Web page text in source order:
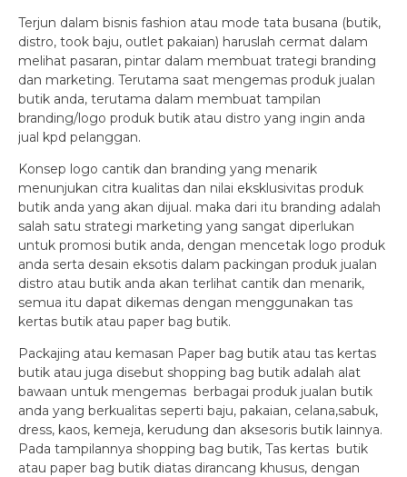
Terjun dalam bisnis fashion atau mode tata busana (butik,
distro, took baju, outlet pakaian) haruslah cermat dalam
melihat pasaran, pintar dalam membuat trategi branding
dan marketing. Terutama saat mengemas produk jualan
butik anda, terutama dalam membuat tampilan
branding/logo produk butik atau distro yang ingin anda
jual kpd pelanggan.
Konsep logo cantik dan branding yang menarik
menunjukan citra kualitas dan nilai eksklusivitas produk
butik anda yang akan dijual. maka dari itu branding adalah
salah satu strategi marketing yang sangat diperlukan
untuk promosi butik anda, dengan mencetak logo produk
anda serta desain eksotis dalam packingan produk jualan
distro atau butik anda akan terlihat cantik dan menarik,
semua itu dapat dikemas dengan menggunakan tas
kertas butik atau paper bag butik.
Packajing atau kemasan Paper bag butik atau tas kertas
butik atau juga disebut shopping bag butik adalah alat
bawaan untuk mengemas berbagai produk jualan butik
anda yang berkualitas seperti baju, pakaian, celana,sabuk,
dress, kaos, kemeja, kerudung dan aksesoris butik lainnya.
Pada tampilannya shopping bag butik, Tas kertas butik
atau paper bag butik diatas dirancang khusus, dengan